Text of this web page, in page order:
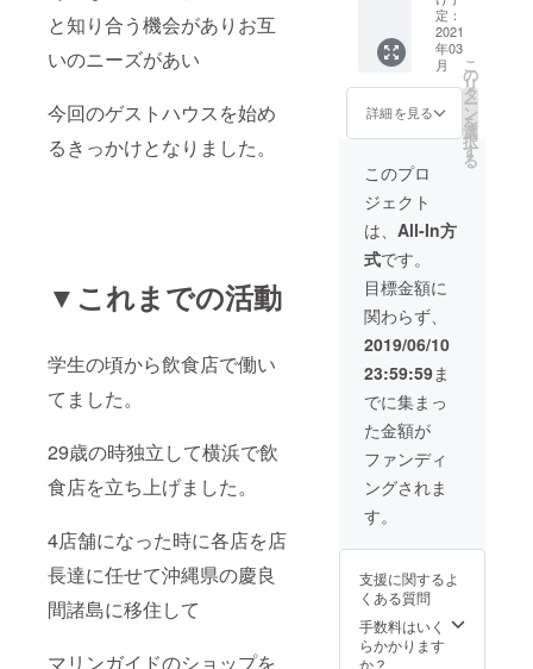
と知り合う機会がありお互
いのニーズがあい
今回のゲストハウスを始め
るきっかけとなりました。
▼これまでの活動
学生の頃から飲食店で働い
てました。
29歳の時独立して横浜で飲
食店を立ち上げました。
4店舗になった時に各店を店
長達に任せて沖縄県の慶良
間諸島に移住して
マリンガイドのショップを
使って
頂けま
ンアク
ティビ
ティ（
SUPか
カヤッ
クと
シュ
ノーケ
ル付
き） 半
日ツ
アー
8000円
こちら
のメ
ニュー
を毎回
80％オ
フ ナイ
ト SUP
もしく
はナイ
トト
レッキ
ングツ
アーが
す。
定：
2021
年03
月
詳細を見る
こ
の
リ
タ
ー
ン
を
選
択
す
る
このプロ
ジェクト
は、 All-In方
式です。
目標金額に
関わらず、
2019/06/10
23:59:59ま
でに集まっ
た金額が
ファンディ
ングされま
す。
支援に関するよ
くある質問
手数料はいく
らかかります
か？